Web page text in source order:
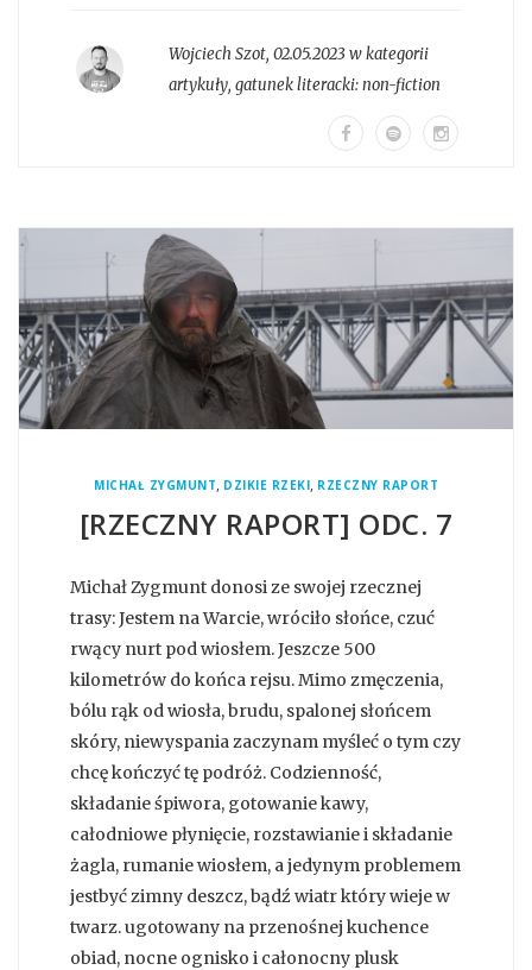
Wojciech Szot, 02.05.2023 w kategorii
artykuły, gatunek literacki:non-fiction
MICHAŁ ZYGMUNT, DZIKIE RZEKI, RZECZNY RAPORT
[RZECZNY RAPORT] ODC. 7
Michał Zygmunt donosi ze swojej rzecznej
trasy: Jestem na Warcie, wróciło słońce, czuć
rwący nurt pod wiosłem. Jeszcze 500
kilometrów do końca rejsu. Mimo zmęczenia,
bólu rąk od wiosła, brudu, spalonej słońcem
skóry, niewyspania zaczynam myśleć o tym czy
chcę kończyć tę podróż. Codzienność,
składanie śpiwora, gotowanie kawy,
całodniowe płynięcie, rozstawianie i składanie
żagla, rumanie wiosłem, a jedynym problemem
jestbyć zimny deszcz, bądź wiatr który wieje w
twarz. ugotowany na przenośnej kuchence
obiad, nocne ognisko i całonocny plusk